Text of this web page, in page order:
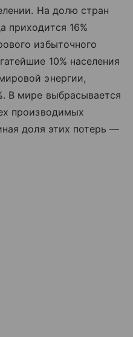
На долю стран
приходится 16%
избыточного
10% населения
энергии,
В мире выбрасывается
производимых
доля этих потерь —